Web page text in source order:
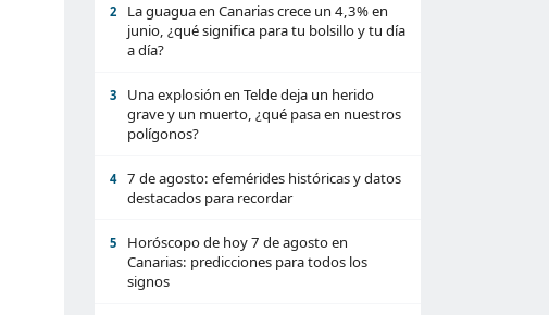
2
La guagua en Canarias crece un 4,3% en
junio, ¿qué significa para tu bolsillo y tu día
a día?
3
Una explosión en Telde deja un herido
grave y un muerto, ¿qué pasa en nuestros
polígonos?
4
7 de agosto: efemérides históricas y datos
destacados para recordar
5
Horóscopo de hoy 7 de agosto en
Canarias: predicciones para todos los
signos